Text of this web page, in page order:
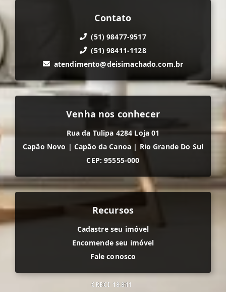
Contato
(51) 98477-9517
(51) 98411-1128
atendimento@deisimachado.com.br
Venha nos conhecer
Rua da Tulipa 4284 Loja 01
Capão Novo | Capão da Canoa | Rio Grande Do Sul
CEP: 95555-000
Recursos
Cadastre seu imóvel
Encomende seu imóvel
Fale conosco
CRECI 18.811